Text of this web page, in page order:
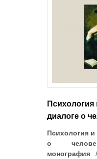
Психология
диалоге о
Психология и
о
монография/